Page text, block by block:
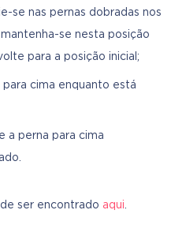
se nas pernas dobradas nos
se nesta posição
para a posição inicial;
para cima enquanto está
a perna para cima
ser encontrado aqui